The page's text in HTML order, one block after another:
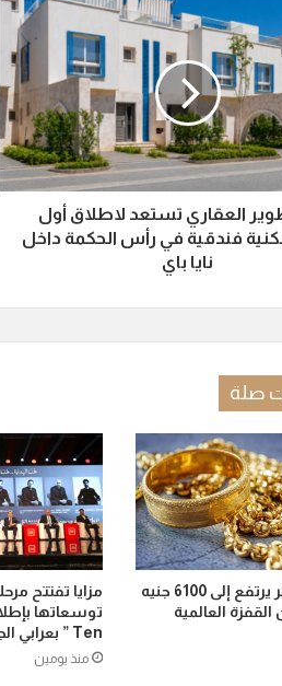
العقاري تستعد لاطلاق أول
فندقية في رأس الحكمة داخل
نايا باي
صلة
الذهب في مصر يرتفع إلى 6100 جنيه
العالمية
مزايا تفتتح
Ten ” بعرابي الجديدة بمدينة العبور
منذ يومين